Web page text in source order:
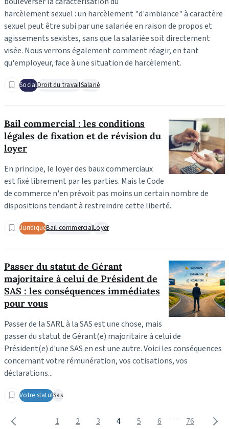
harcèlement sexuel : un harcèlement "d'ambiance" à caractère
sexuel peut être subi par une salariée en raison de propos et
agissements sexistes, sans que la salariée soit directement
visée. Nous verrons également comment réagir, en tant
qu'employeur, face à une situation de harcèlement.
SocialDroit du travailSalarié
Bail commercial : les conditions
légales de fixation et de révision du
loyer
En principe, le loyer des baux commerciaux
est fixé librement par les parties. Mais le Code
de commerce n'en prévoit pas moins un certain nombre de
dispositions tendant à restreindre cette liberté.
JuridiqueBail commercialLoyer
Passer du statut de Gérant
majoritaire à celui de Président de
SAS : les conséquences immédiates
pour vous
Passer de la SARL à la SAS est une chose, mais
passer du statut de Gérant(e) majoritaire à celui de
Président(e) d'une SAS en est une autre. Voici les conséquences
concernant votre rémunération, vos cotisations, vos
déclarations...
Votre statutSas
1 2 3 4 5 6 … 76